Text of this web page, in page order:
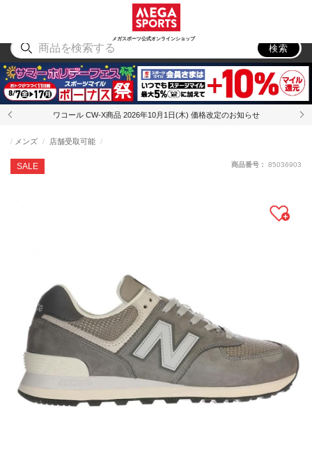
メガスポーツ公式オンラインショップ
アウトドア
検索
ワコール CW-X商品 2026年10月1日(木) 価格改定のお知らせ
SALE
メンズ 店舗受取可能
商品番号： 85036903